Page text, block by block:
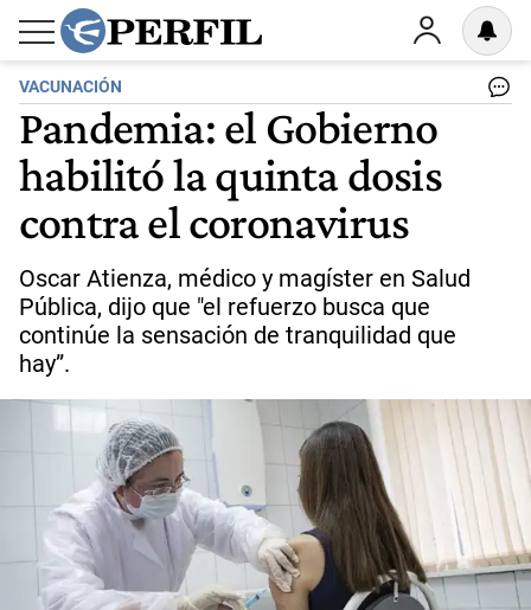
VACUNACIÓN
Pandemia: el Gobierno
habilitó la quinta dosis
contra el coronavirus
Oscar Atienza, médico y magíster en Salud
Pública, dijo que "el refuerzo busca que
continúe la sensación de tranquilidad que
hay”.